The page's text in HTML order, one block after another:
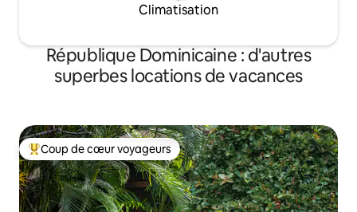
Climatisation
République Dominicaine : d'autres
superbes locations de vacances
Coups de cœur voyageurs les plus appréciés
Coup de cœur voyageurs